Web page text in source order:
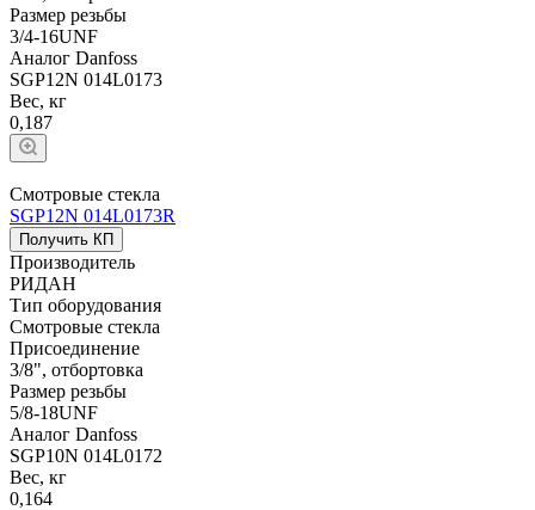
Размер резьбы
3/4-16UNF
Аналог Danfoss
SGP12N 014L0173
Вес, кг
0,187
Смотровые стекла
SGP12N 014L0173R
Получить КП
Производитель
РИДАН
Тип оборудования
Смотровые стекла
Присоединение
3/8", отбортовка
Размер резьбы
5/8-18UNF
Аналог Danfoss
SGP10N 014L0172
Вес, кг
0,164